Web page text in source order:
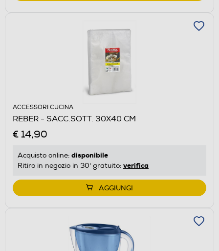
ACCESSORI CUCINA
REBER - SACC.SOTT. 30X40 CM
€ 14,90
Acquisto online: disponibile
Ritiro in negozio in 30' gratuito: verifica
AGGIUNGI